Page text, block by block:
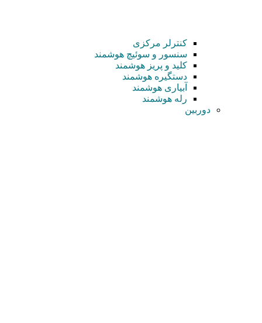
کنترلر مرکزی
سنسور و سوئیچ هوشمند
کلید و پریز هوشمند
دستگیره هوشمند
آبیاری هوشمند
رله هوشمند
دوربین